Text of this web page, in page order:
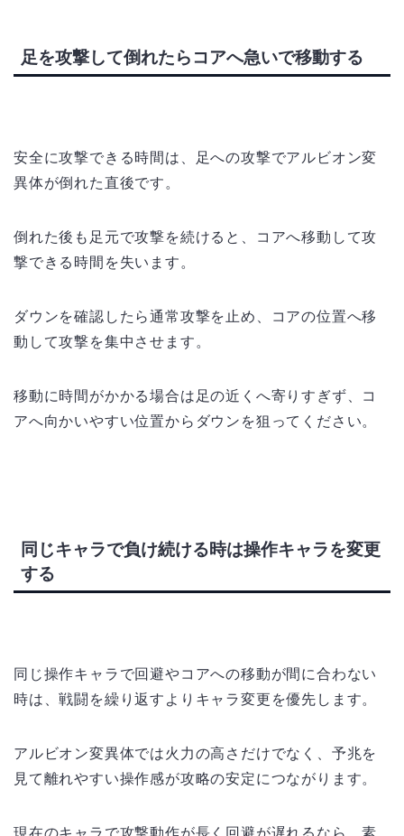
足を攻撃して倒れたらコアへ急いで移動する
安全に攻撃できる時間は、足への攻撃でアルビオン変
異体が倒れた直後です。
倒れた後も足元で攻撃を続けると、コアへ移動して攻
撃できる時間を失います。
ダウンを確認したら通常攻撃を止め、コアの位置へ移
動して攻撃を集中させます。
移動に時間がかかる場合は足の近くへ寄りすぎず、コ
アへ向かいやすい位置からダウンを狙ってください。
同じキャラで負け続ける時は操作キャラを変更
する
同じ操作キャラで回避やコアへの移動が間に合わない
時は、戦闘を繰り返すよりキャラ変更を優先します。
アルビオン変異体では火力の高さだけでなく、予兆を
見て離れやすい操作感が攻略の安定につながります。